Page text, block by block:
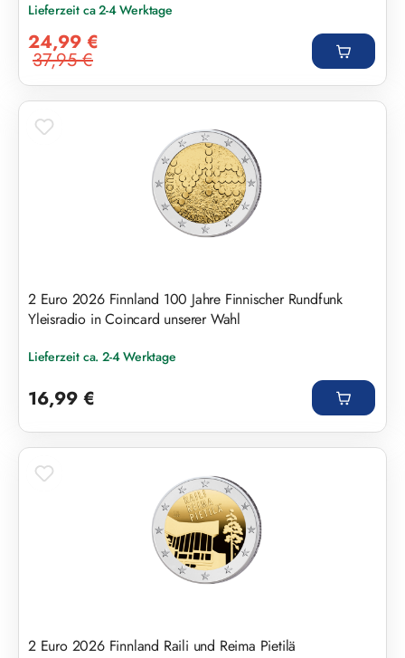
Lieferzeit ca 2-4 Werktage
24,99 €
Regulärer Preis:
37,95 €
2 Euro 2026 Finnland 100 Jahre Finnischer Rundfunk
Yleisradio in Coincard unserer Wahl
Lieferzeit ca. 2-4 Werktage
16,99 €
2 Euro 2026 Finnland Raili und Reima Pietilä